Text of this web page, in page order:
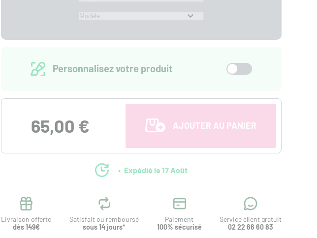
Personnalisez votre produit
65,00 € AJOUTER AU PANIER
Expédié le 17 Août
Livraison offerte
dès 149€
Satisfait ou remboursé
sous 14 jours*
Paiement
100% sécurisé
Service client gratuit
02 22 66 60 83